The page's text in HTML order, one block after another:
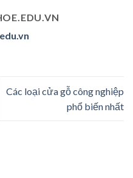
Các loại cửa gỗ công nghiệp
phổ biến nhất